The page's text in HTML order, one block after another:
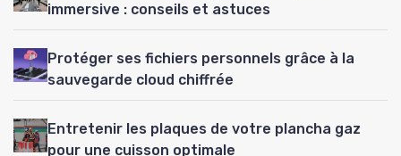
immersive : conseils et astuces
Protéger ses fichiers personnels grâce à la
sauvegarde cloud chiffrée
Entretenir les plaques de votre plancha gaz
pour une cuisson optimale